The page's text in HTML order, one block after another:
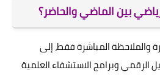
بين الماضي والحاضر؟
والملاحظة المباشرة فقط، إلى
الرقمي وبرامج الاستشفاء العلمية